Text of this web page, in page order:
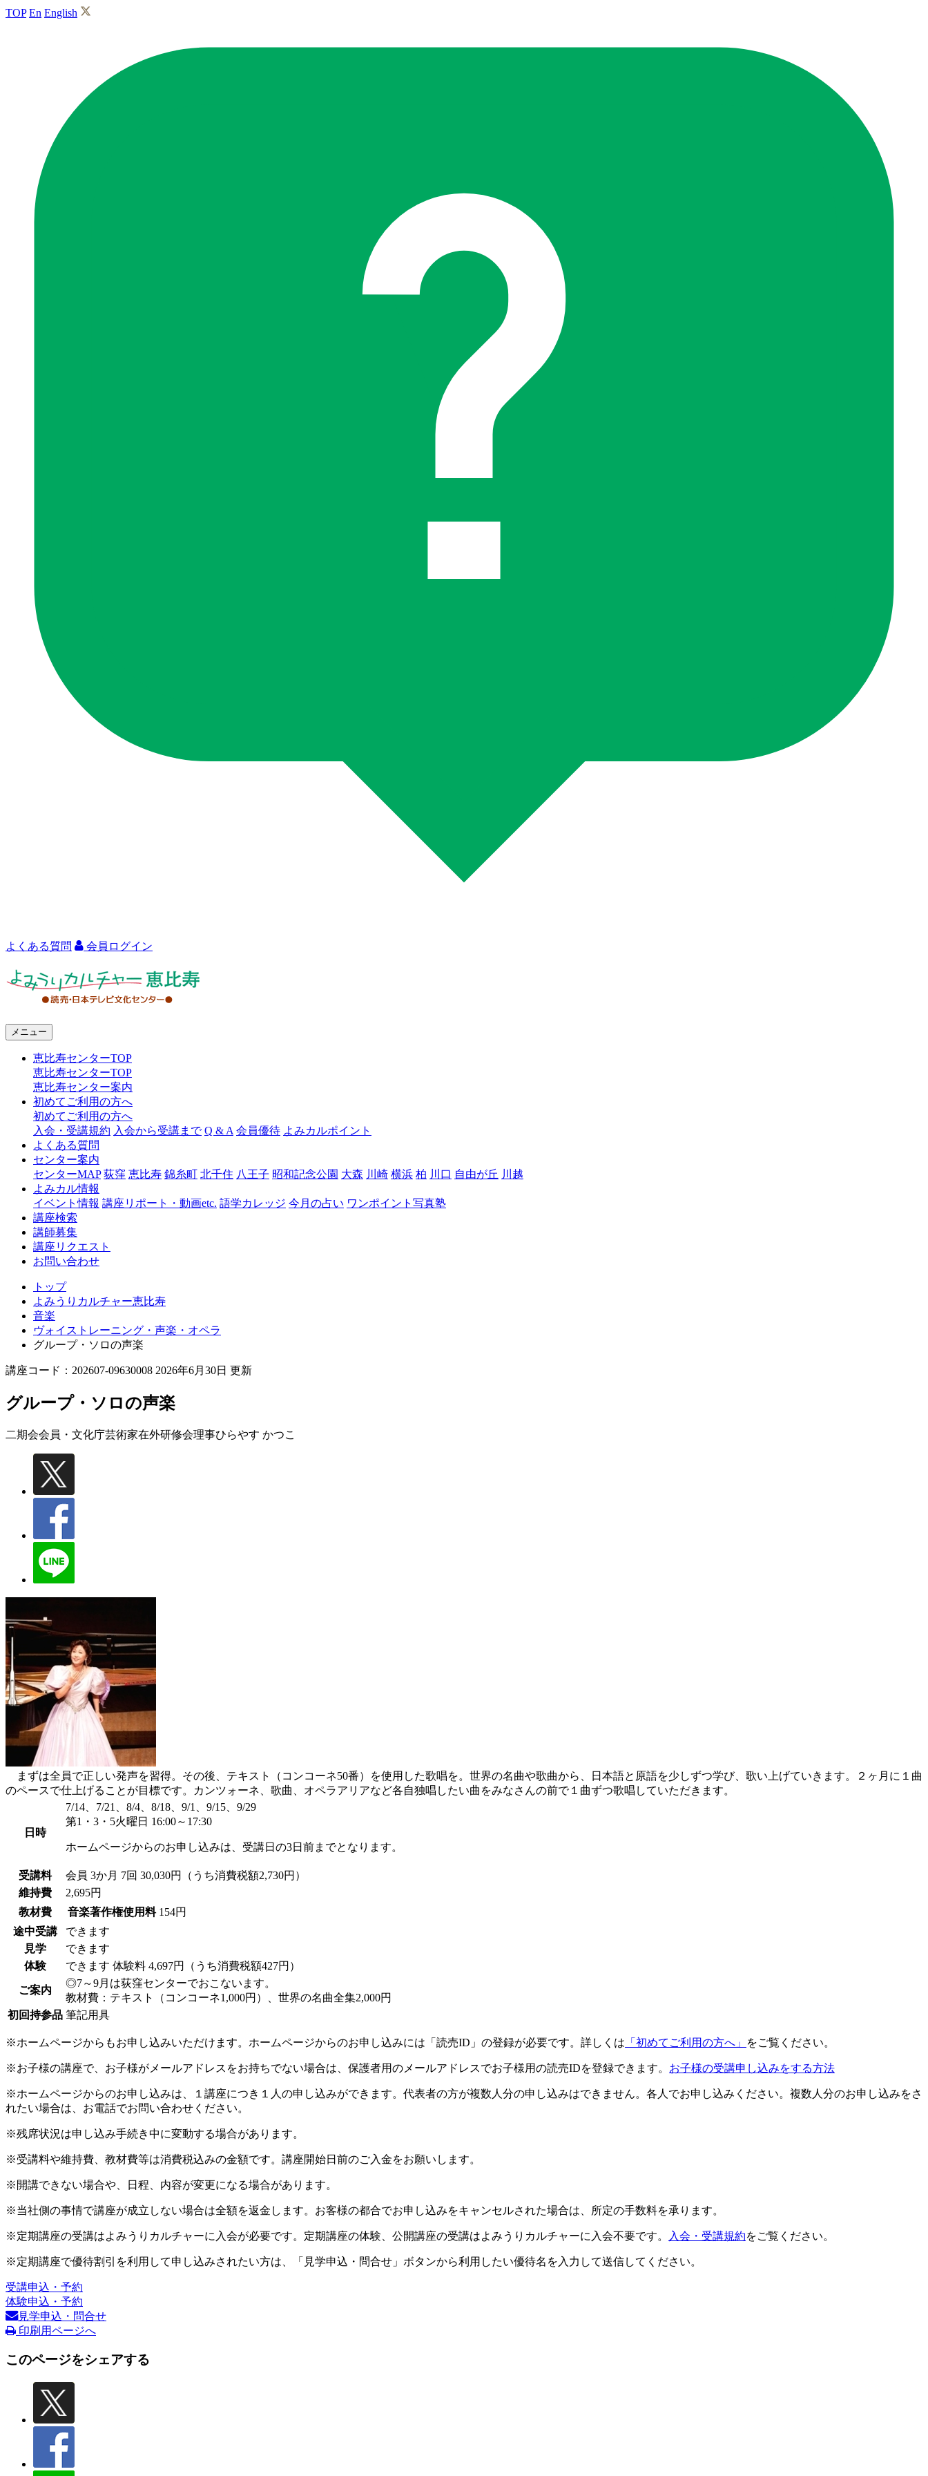
TOP En English
よくある質問 会員ログイン
ャ
恵
比
メニュー
恵比寿センターTOP
恵比寿センターTOP
恵比寿センター案内
初めてご利用の方へ
初めてご利用の方へ
入会・受講規約 入会から受講まで Q & A 会員優待 よみカルポイント
よくある質問
センター案内
センターMAP 荻窪 恵比寿 錦糸町 北千住 八王子 昭和記念公園 大森 川崎 横浜 柏 川口 自由が丘 川越
よみカル情報
イベント情報 講座リポート・動画etc. 語学カレッジ 今月の占い ワンポイント写真塾
講座検索
講師募集
講座リクエスト
お問い合わせ
トップ
よみうりカルチャー恵比寿
音楽
ヴォイストレーニング・声楽・オペラ
グループ・ソロの声楽
講座コード：202607-09630008 2026年6月30日 更新
グループ・ソロの声楽
二期会会員・文化庁芸術家在外研修会理事ひらやす かつこ
まずは全員で正しい発声を習得。その後、テキスト（コンコーネ50番）を使用した歌唱を。世界の名曲や歌曲から、日本語と原語を少しずつ学び、歌い上げていきます。２ヶ月に１曲
のペースで仕上げることが目標です。カンツォーネ、歌曲、オペラアリアなど各自独唱したい曲をみなさんの前で１曲ずつ歌唱していただきます。
日時
7/14、7/21、8/4、8/18、9/1、9/15、9/29
第1・3・5火曜日 16:00～17:30
ホームページからのお申し込みは、受講日の3日前までとなります。
受講料 会員 3か月 7回 30,030円（うち消費税額2,730円）
維持費
2,695円
教材費
音楽著作権使用料 154円
途中受講
できます
見学
できます
体験
できます 体験料 4,697円（うち消費税額427円）
ご案内
◎7～9月は荻窪センターでおこないます。
教材費：テキスト（コンコーネ1,000円）、世界の名曲全集2,000円
初回持参品 筆記用具
※ホームページからもお申し込みいただけます。ホームページからのお申し込みには「読売ID」の登録が必要です。詳しくは 「初めてご利用の方へ」 をご覧ください。
※お子様の講座で、お子様がメールアドレスをお持ちでない場合は、保護者用のメールアドレスでお子様用の読売IDを登録できます。 お子様の受講申し込みをする方法
※ホームページからのお申し込みは、１講座につき１人の申し込みができます。代表者の方が複数人分の申し込みはできません。各人でお申し込みください。複数人分のお申し込みをさ
れたい場合は、お電話でお問い合わせください。
※残席状況は申し込み手続き中に変動する場合があります。
※受講料や維持費、教材費等は消費税込みの金額です。講座開始日前のご入金をお願いします。
※開講できない場合や、日程、内容が変更になる場合があります。
※当社側の事情で講座が成立しない場合は全額を返金します。お客様の都合でお申し込みをキャンセルされた場合は、所定の手数料を承ります。
※定期講座の受講はよみうりカルチャーに入会が必要です。定期講座の体験、公開講座の受講はよみうりカルチャーに入会不要です。 入会・受講規約をご覧ください。
※定期講座で優待割引を利用して申し込みされたい方は、「見学申込・問合せ」ボタンから利用したい優待名を入力して送信してください。
受講申込・予約
体験申込・予約
見学申込・問合せ
印刷用ページへ
このページをシェアする